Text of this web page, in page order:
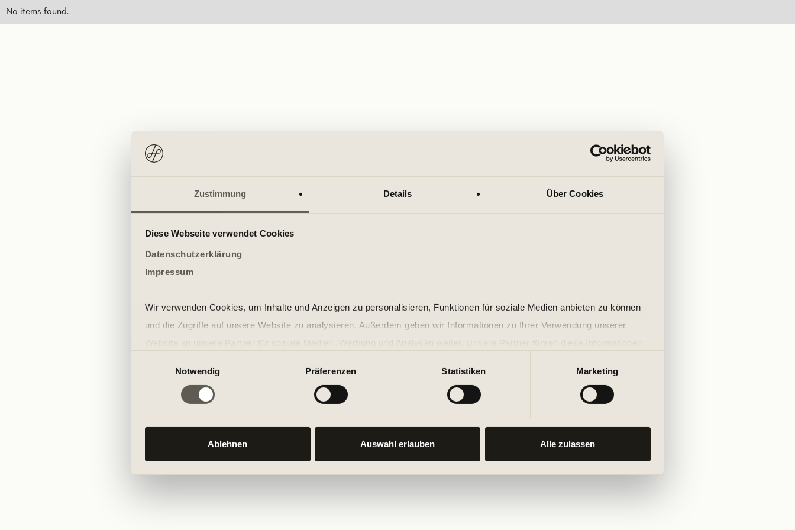
Zustimmung Details Über Cookies
Diese Webseite verwendet Cookies
Datenschutzerklärung
Impressum
Wir verwenden Cookies, um Inhalte und Anzeigen zu personalisieren, Funktionen für soziale Medien anbieten zu können
und die Zugriffe auf unsere Website zu analysieren. Außerdem geben wir Informationen zu Ihrer Verwendung unserer
der Dienste gesammelt haben.
Notwendig
Präferenzen Statistiken Marketing
Ablehnen Auswahl erlauben Alle zulassen
No items found.